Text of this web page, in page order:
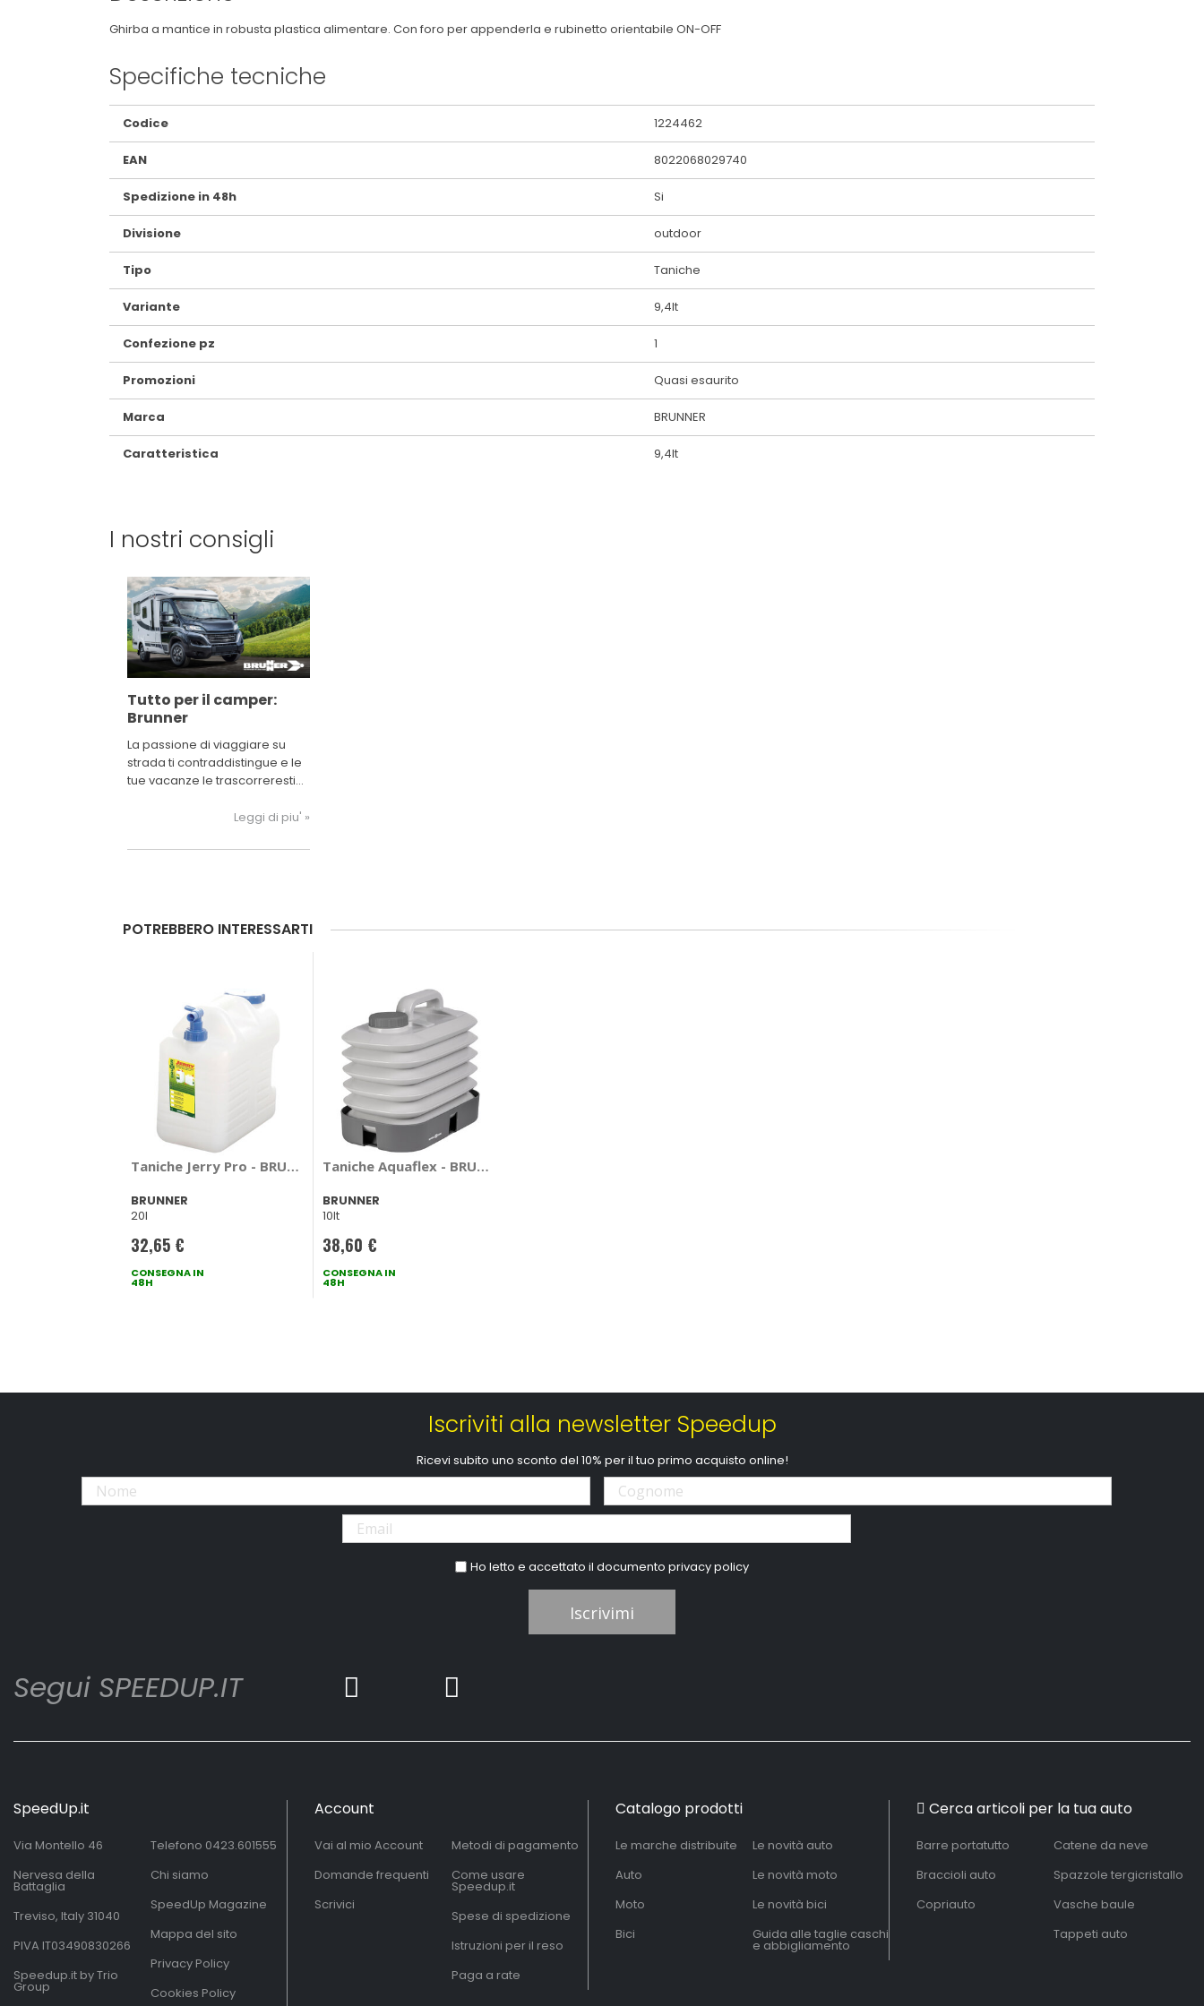
Ghirba a mantice in robusta plastica alimentare. Con foro per appenderla e rubinetto orientabile ON-OFF
Specifiche tecniche
Maggiori
Informazioni
Codice 1224462
EAN 8022068029740
Spedizione in 48h Si
Divisione outdoor
Tipo Taniche
Variante 9,4lt
Confezione pz 1
Promozioni Quasi esaurito
Marca BRUNNER
Caratteristica 9,4lt
I nostri consigli
Tutto per il camper:
Brunner
La passione di viaggiare su
strada ti contraddistingue e le
tue vacanze le trascorreresti
dell’Italia o su un'altra strada
Brunner
Leggi di piu' »
POTREBBERO INTERESSARTI
Taniche Jerry Pro - BRUNNER
BRUNNER
20l
32,65 €
CONSEGNA IN
48H
Taniche Aquaflex - BRUNNER
BRUNNER
10lt
38,60 €
CONSEGNA IN
48H
Iscriviti alla newsletter Speedup
Ricevi subito uno sconto del 10% per il tuo primo acquisto online!
Ho letto e accettato il documentoprivacy policy
Iscrivimi
Segui SPEEDUP.IT
SpeedUp.it
Via Montello 46
Nervesa della
Battaglia
Treviso, Italy 31040
PIVA IT03490830266
Speedup.it by Trio
Group
Telefono 0423.601555
Chi siamo
SpeedUp Magazine
Mappa del sito
Privacy Policy
Cookies Policy
Account
Vai al mio Account
Domande frequenti
Scrivici
Metodi di pagamento
Come usare
Speedup.it
Spese di spedizione
Istruzioni per il reso
Paga a rate
Catalogo prodotti
Le marche distribuite
Auto
Moto
Bici
Le novità auto
Le novità moto
Le novità bici
Guida alle taglie caschi
e abbigliamento
Cerca articoli per la tua auto
Barre portatutto
Braccioli auto
Copriauto
Catene da neve
Spazzole tergicristallo
Vasche baule
Tappeti auto